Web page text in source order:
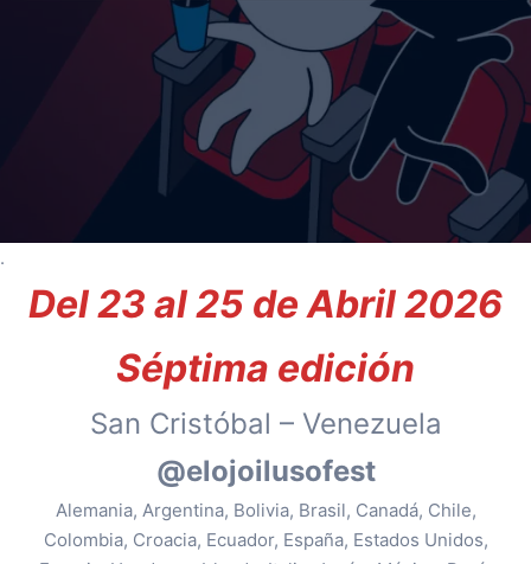
.
Del 23 al 25 de Abril 2026
Séptima edición
San Cristóbal – Venezuela
@elojoilusofest
Alemania, Argentina, Bolivia, Brasil, Canadá, Chile,
Colombia, Croacia, Ecuador, España, Estados Unidos,